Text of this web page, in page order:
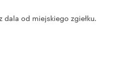
od miejskiego zgiełku.